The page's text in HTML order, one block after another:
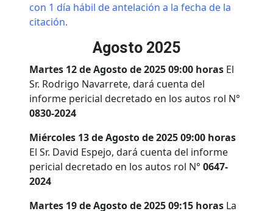
con 1 día hábil de antelación a la fecha de la
citación.
Agosto 2025
Martes 12 de Agosto de 2025 09:00 horas El
Sr. Rodrigo Navarrete, dará cuenta del
informe pericial decretado en los autos rol N°
0830-2024
Miércoles 13 de Agosto de 2025 09:00 horas
El Sr. David Espejo, dará cuenta del informe
pericial decretado en los autos rol N° 0647-
2024
Martes 19 de Agosto de 2025 09:15 horas La